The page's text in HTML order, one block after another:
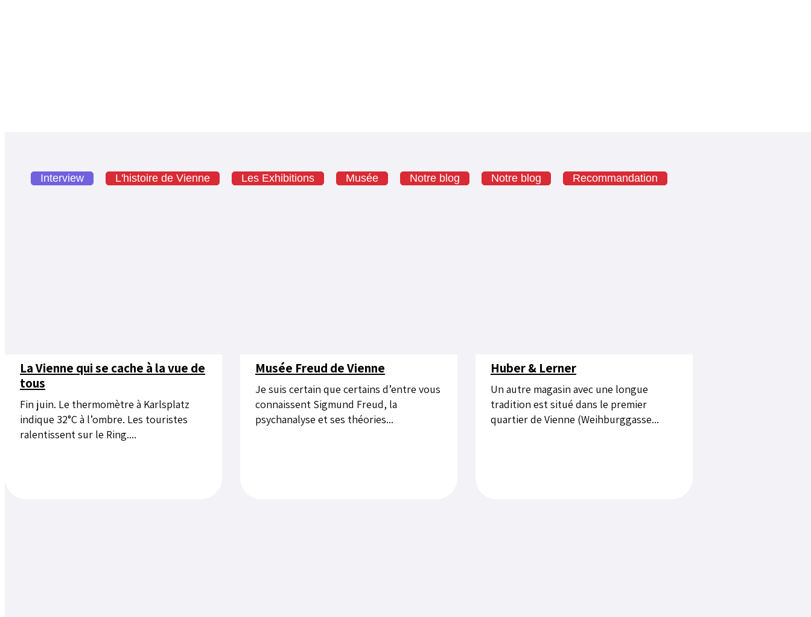
Interview L'histoire de Vienne Les Exhibitions Musée Notre blog Notre blog Recommandation
La Vienne qui se cache à la vue de
tous
Fin juin. Le thermomètre à Karlsplatz
indique 32°C à l’ombre. Les touristes
ralentissent sur le Ring....
Musée Freud de Vienne
Je suis certain que certains d’entre vous
connaissent Sigmund Freud, la
psychanalyse et ses théories...
Huber & Lerner
Un autre magasin avec une longue
tradition est situé dans le premier
quartier de Vienne (Weihburggasse...